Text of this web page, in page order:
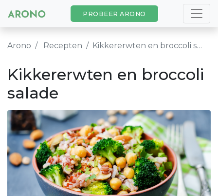
PROBEER ARONO
Arono Recepten Kikkererwten en broccoli salade
Kikkererwten en broccoli
salade